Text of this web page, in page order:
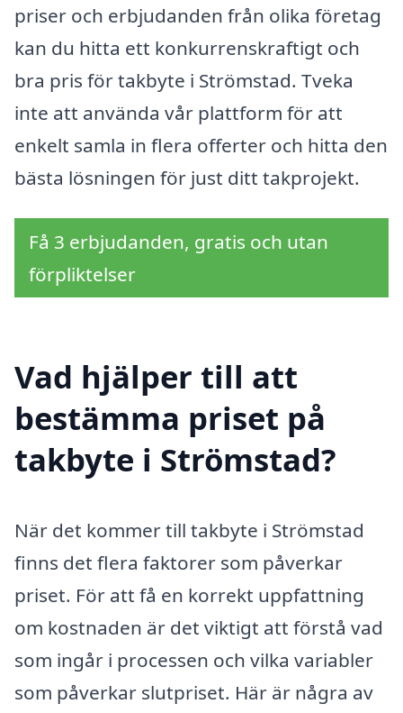
priser och erbjudanden från olika företag
kan du hitta ett konkurrenskraftigt och
bra pris för takbyte i Strömstad. Tveka
inte att använda vår plattform för att
enkelt samla in flera offerter och hitta den
bästa lösningen för just ditt takprojekt.
Få 3 erbjudanden, gratis och utan
förpliktelser
Vad hjälper till att
bestämma priset på
takbyte i Strömstad?
När det kommer till takbyte i Strömstad
finns det flera faktorer som påverkar
priset. För att få en korrekt uppfattning
om kostnaden är det viktigt att förstå vad
som ingår i processen och vilka variabler
som påverkar slutpriset. Här är några av